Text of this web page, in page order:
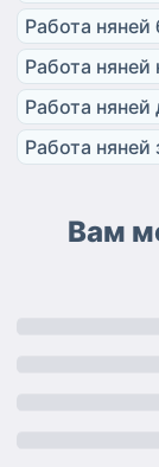
Работа
Работа няней
Работа
Работа няней
Вам